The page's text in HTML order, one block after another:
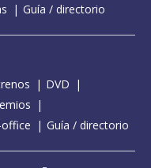
Guía / directorio
DVD
Guía / directorio